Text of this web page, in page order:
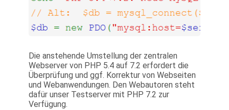
Die anstehende Umstellung der zentralen
Webserver von PHP 5.4 auf 7.2 erfordert die
Überprüfung und ggf. Korrektur von Webseiten
und Webanwendungen. Den Webautoren steht
dafür unser Testserver mit PHP 7.2 zur
Verfügung.